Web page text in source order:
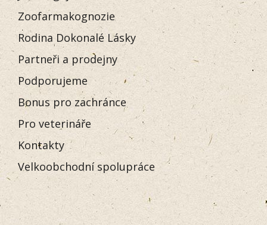
Zoofarmakognozie
Rodina Dokonalé Lásky
Partneři a prodejny
Podporujeme
Bonus pro zachránce
Pro veterináře
Kontakty
Velkoobchodní spolupráce